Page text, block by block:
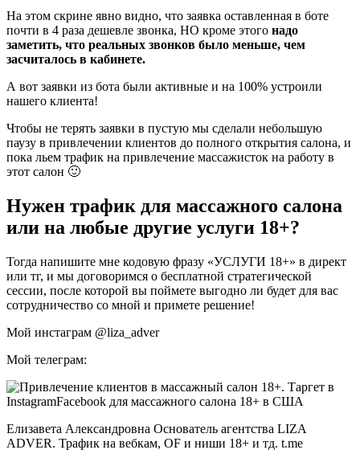
На этом скрине явно видно, что заявка оставленная в боте
почти в 4 раза дешевле звонка, НО кроме этого надо
заметить, что реальных звонков было меньше, чем
засчиталось в кабинете.
А вот заявки из бота были активные и на 100% устроили
нашего клиента!
Чтобы не терять заявки в пустую мы сделали небольшую
паузу в привлечении клиентов до полного открытия салона, и
пока льем трафик на привлечение массажисток на работу в
этот салон 🙂
Нужен трафик для массажного салона
или на любые другие услуги 18+?
Тогда напишите мне кодовую фразу «УСЛУГИ 18+» в директ
или тг, и мы договоримся о бесплатной стратегической
сессии, после которой вы поймете выгодно ли будет для вас
сотрудничество со мной и примете решение!
Мой инстаграм @liza_adver
Мой телеграм:
Елизавета Александровна Основатель агентства LIZA
ADVER. Трафик на вебкам, OF и ниши 18+ и тд. t.me